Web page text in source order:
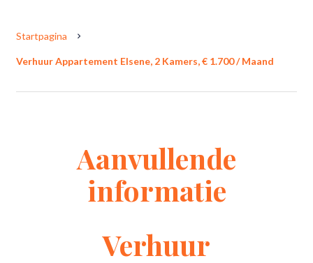
Startpagina
Verhuur Appartement Elsene, 2 Kamers, € 1.700 / Maand
Aanvullende
informatie
Verhuur